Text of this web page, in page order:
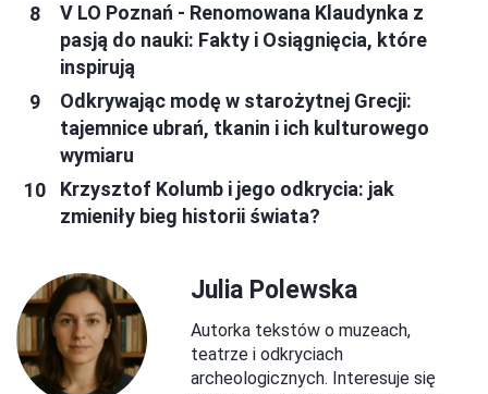
V LO Poznań - Renomowana Klaudynka z
pasją do nauki: Fakty i Osiągnięcia, które
inspirują
Odkrywając modę w starożytnej Grecji:
tajemnice ubrań, tkanin i ich kulturowego
wymiaru
Krzysztof Kolumb i jego odkrycia: jak
zmieniły bieg historii świata?
Julia Polewska
Autorka tekstów o muzeach,
teatrze i odkryciach
archeologicznych. Interesuje się